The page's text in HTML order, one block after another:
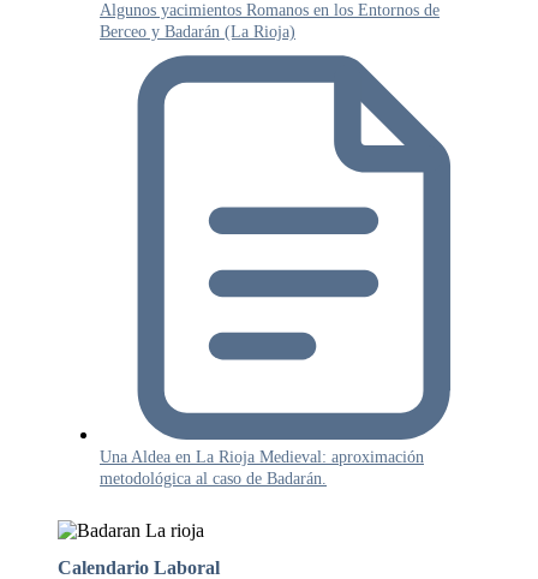
Algunos yacimientos Romanos en los Entornos de
Berceo y Badarán (La Rioja)
Una Aldea en La Rioja Medieval: aproximación
metodológica al caso de Badarán.
Calendario Laboral